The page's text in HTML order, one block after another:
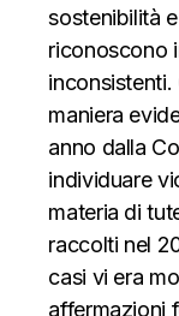
sostenibilità
riconoscono
inconsistenti.
maniera
anno dalla
individuare
materia di
raccolti nel
casi vi era
affermazioni